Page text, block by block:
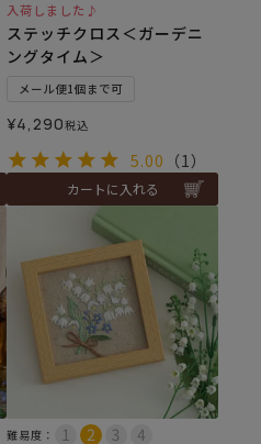
入荷しました♪
ステッチクロス＜ガーデニ
ングタイム＞
メール便1個まで可
¥4,290税込
5.00 （1）
カートに入れる
難易度：